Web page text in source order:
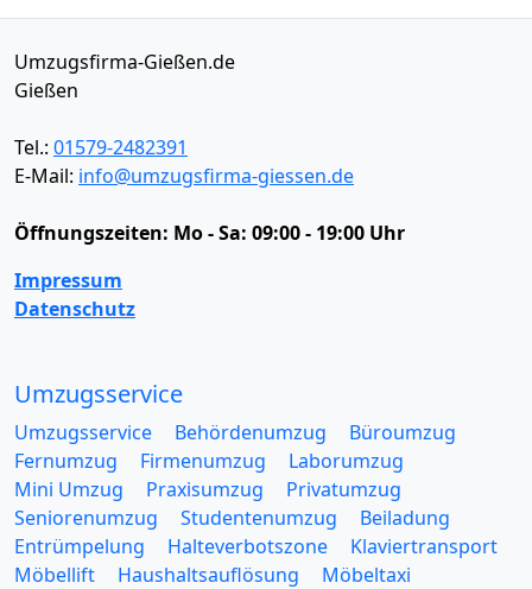
Umzugsfirma-Gießen.de
Gießen
Tel.: 01579-2482391
E-Mail: info@umzugsfirma-giessen.de
Öffnungszeiten: Mo - Sa: 09:00 - 19:00 Uhr
Impressum
Datenschutz
Umzugsservice
Umzugsservice Behördenumzug
Büroumzug
Fernumzug
Firmenumzug
Laborumzug
Mini Umzug
Praxisumzug
Privatumzug
Seniorenumzug
Studentenumzug
Beiladung
Entrümpelung
Halteverbotszone
Klaviertransport
Möbellift
Haushaltsauflösung
Möbeltaxi